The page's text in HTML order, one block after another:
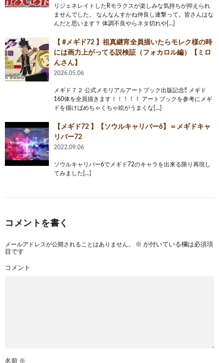
リジェネレイトしたRモラクスが楽しみな気持ちが抑えられ
ませんでした。 なんなんすかね仲良し連撃って。皆さんはな
んだと思います？ 体調不良やらネタ切れや[…]
【 #メギド72 】祖真継宵全員描いたらモレク様の時
には画力上がってる説検証（フォカロル編）【ミロ
んさん】
2026.05.06
メギド７２ 公式メモリアルアートブック出版記念‼️ メギド
160体を全員描きます！！！！！ アートブックを参考にメギ
ドを描けばめちゃくちゃ絵がうまくな[…]
【メギド72 】【ソウルキャリバー6】＝メギドキャ
リバー72
2022.09.06
ソウルキャリバー6でメギド72のキャラを出来る限り再現し
てみました[…]
コメントを書く
メールアドレスが公開されることはありません。 ※ が付いている欄は必須項
目です
コメント
名前 ※